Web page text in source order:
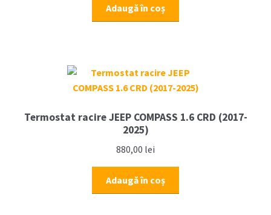
Adaugă în coș
Termostat racire JEEP COMPASS 1.6 CRD (2017-
2025)
880,00 lei
Adaugă în coș